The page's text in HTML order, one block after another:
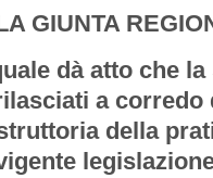
GIUNTA
dà atto che
a corredo
della